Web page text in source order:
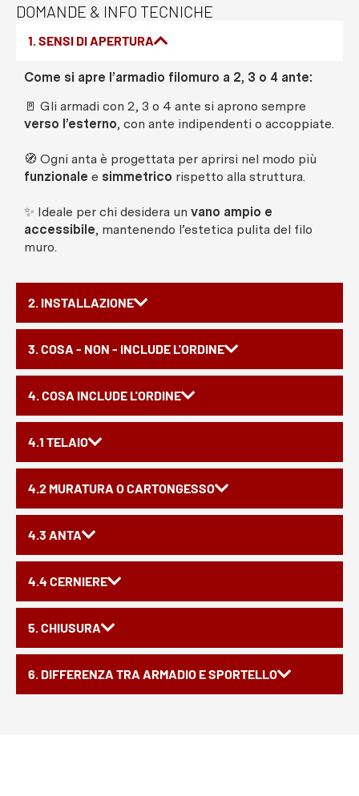
DOMANDE & INFO TECNICHE
1. SENSI DI APERTURA
2. INSTALLAZIONE
3. COSA - NON - INCLUDE L'ORDINE
4. COSA INCLUDE L'ORDINE
4.1 TELAIO
4.2 MURATURA O CARTONGESSO
4.3 ANTA
4.4 CERNIERE
5. CHIUSURA
6. DIFFERENZA TRA ARMADIO E SPORTELLO
Come si apre l’armadio filomuro a 2, 3 o 4 ante:
🚪 Gli armadi con 2, 3 o 4 ante si aprono sempre
verso l’esterno, con ante indipendenti o accoppiate.
🧭 Ogni anta è progettata per aprirsi nel modo più
funzionale e simmetrico rispetto alla struttura.
✨ Ideale per chi desidera un vano ampio e
accessibile, mantenendo l’estetica pulita del filo
muro.